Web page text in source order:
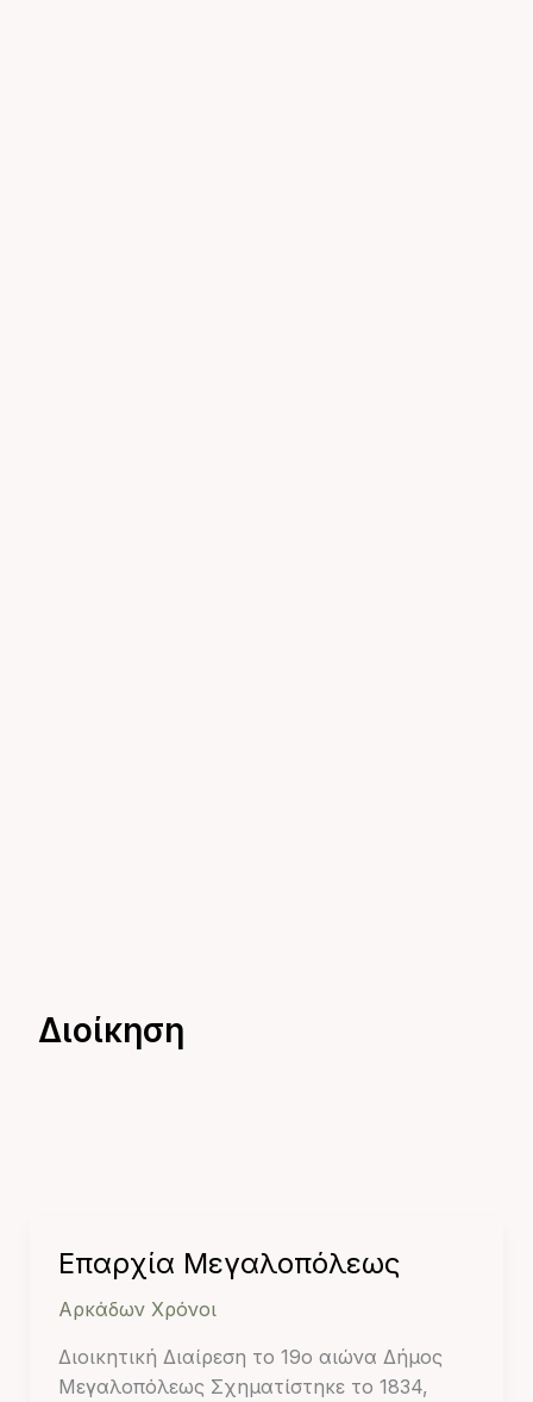
Διοίκηση
Επαρχία Μεγαλοπόλεως
Αρκάδων Χρόνοι
Διοικητική Διαίρεση το 19ο αιώνα Δήμος
Μεγαλοπόλεως Σχηματίστηκε το 1834,
Επαρχία
Μεγαλοπόλεως